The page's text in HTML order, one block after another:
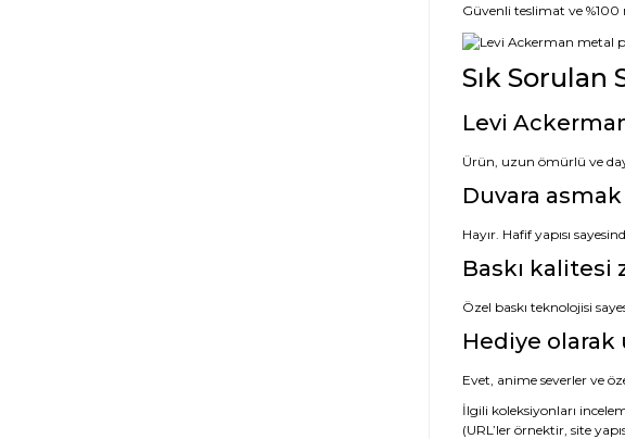
Güvenli teslimat ve %100
Sık Sorulan
Levi
Ürün, uzun ömürlü ve
Duvara
Hayır. Hafif yapısı
Baskı kalitesi
Özel baskı teknolojisi
Hediye
Evet, anime severler ve
İlgili koleksiyonları
(URL’ler örnektir, site